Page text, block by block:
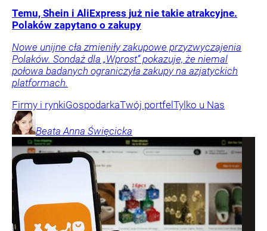
Temu, Shein i AliExpress już nie takie atrakcyjne.
Polaków zapytano o zakupy
Nowe unijne cła zmieniły zakupowe przyzwyczajenia
Polaków. Sondaż dla „Wprost” pokazuje, że niemal
połowa badanych ograniczyła zakupy na azjatyckich
platformach.
Firmy i rynkiGospodarkaTwój portfel Tylko u Nas
Beata Anna Święcicka